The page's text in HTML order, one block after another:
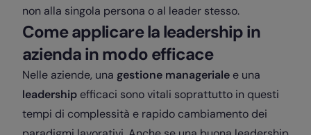
non alla singola persona o al leader stesso.
Come applicare la leadership in
azienda in modo efficace
Nelle aziende, una gestione manageriale e una
leadership efficaci sono vitali soprattutto in questi
tempi di complessità e rapido cambiamento dei